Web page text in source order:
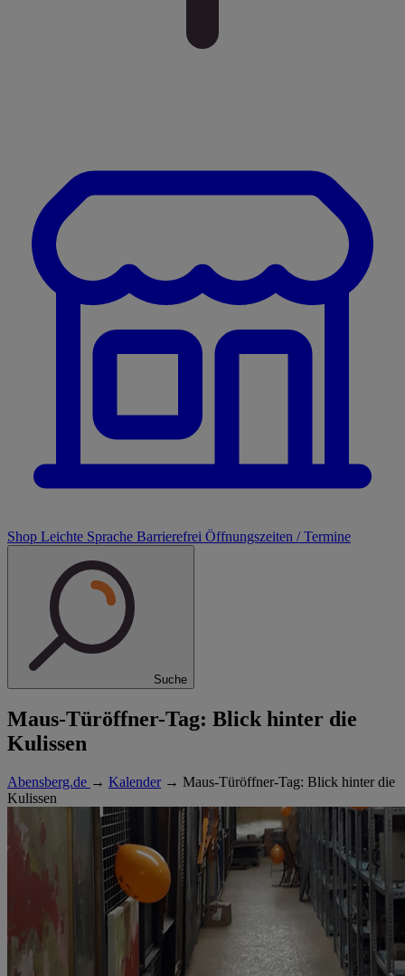
Shop Leichte Sprache Barrierefrei Öffnungszeiten / Termine
Suche
Maus-Türöffner-Tag: Blick hinter die
Kulissen
Abensberg.de → Kalender → Maus-Türöffner-Tag: Blick hinter die
Kulissen